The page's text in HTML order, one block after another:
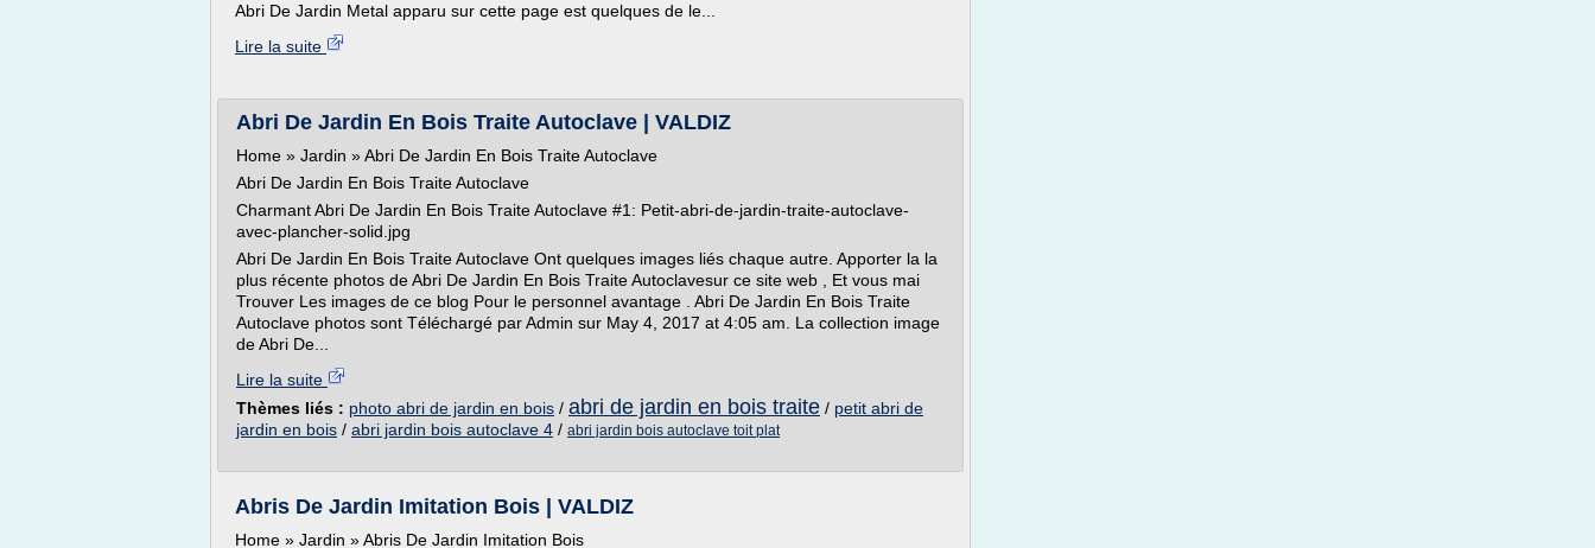
Abri De Jardin Metal apparu sur cette page est quelques de le...
Lire la suite
Abri De Jardin En Bois Traite Autoclave | VALDIZ
Home » Jardin » Abri De Jardin En Bois Traite Autoclave
Abri De Jardin En Bois Traite Autoclave
Charmant Abri De Jardin En Bois Traite Autoclave #1: Petit-abri-de-jardin-traite-autoclave-
avec-plancher-solid.jpg
Abri De Jardin En Bois Traite Autoclave Ont quelques images liés chaque autre. Apporter la la
plus récente photos de Abri De Jardin En Bois Traite Autoclavesur ce site web , Et vous mai
Trouver Les images de ce blog Pour le personnel avantage . Abri De Jardin En Bois Traite
Autoclave photos sont Téléchargé par Admin sur May 4, 2017 at 4:05 am. La collection image
de Abri De...
Lire la suite
Thèmes liés : photo abri de jardin en bois / abri de jardin en bois traite / petit abri de
jardin en bois / abri jardin bois autoclave 4 / abri jardin bois autoclave toit plat
Abris De Jardin Imitation Bois | VALDIZ
Home » Jardin » Abris De Jardin Imitation Bois